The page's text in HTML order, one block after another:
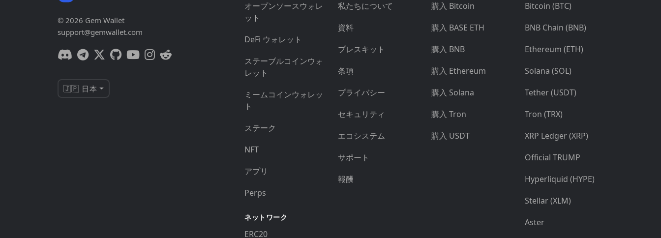
© 2026 Gem Wallet
support@gemwallet.com
🇯🇵 日本
オープンソースウォレ
ット
DeFi ウォレット
ステーブルコインウォ
レット
ミームコインウォレッ
ト
ステーク
NFT
アプリ
Perps
ネットワーク
ERC20
私たちについて
資料
プレスキット
条項
プライバシー
セキュリティ
エコシステム
サポート
報酬
購入 Bitcoin
購入 BASE ETH
購入 BNB
購入 Ethereum
購入 Solana
購入 Tron
購入 USDT
Bitcoin (BTC)
BNB Chain (BNB)
Ethereum (ETH)
Solana (SOL)
Tether (USDT)
Tron (TRX)
XRP Ledger (XRP)
Official TRUMP
Hyperliquid (HYPE)
Stellar (XLM)
Aster